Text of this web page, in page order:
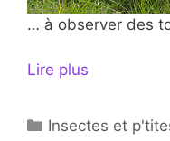
… à observer des
Lire plus
Catégories
Insectes et